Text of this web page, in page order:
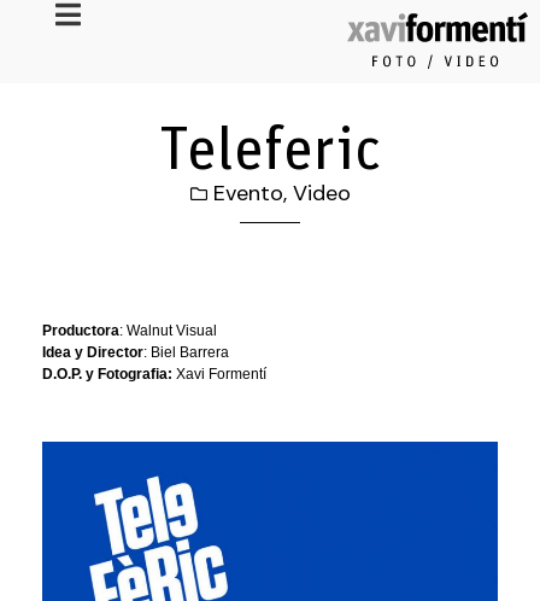
Teleferic
Evento, Video
Productora: Walnut Visual
Idea y Director: Biel Barrera
D.O.P. y Fotografia: Xavi Formentí